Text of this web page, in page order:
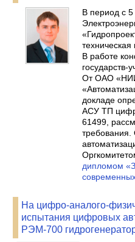
В период с
В работе
государств-
От ОАО
докладе
АСУ ТП
61499,
дипломом
На цифро-аналого-
испытания цифровых
РЭМ-700